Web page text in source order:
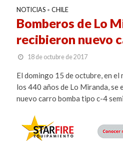
NOTICIAS • CHILE
Bomberos de Lo
recibieron nuevo
18 de octubre de 2017
El domingo 15 de octubre, en el
los 440 años de Lo Miranda, se
nuevo carro bomba tipo c-4